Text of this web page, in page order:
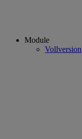
Module
Vollversion